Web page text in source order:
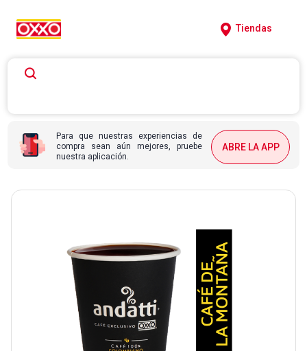
Tiendas
Para que nuestras experiencias de
compra sean aún mejores, pruebe
nuestra aplicación.
ABRE LA APP